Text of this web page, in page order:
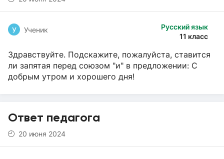
Русский язык
11 класс
У Ученик
Здравствуйте. Подскажите, пожалуйста, ставится
ли запятая перед союзом "и" в предложении: С
добрым утром и хорошего дня!
Ответ педагога
20 июня 2024